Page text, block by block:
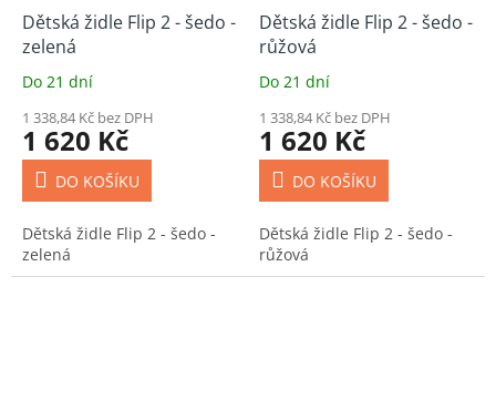
Dětská židle Flip 2 - šedo -
zelená
Do 21 dní
1 338,84 Kč bez DPH
1 620 Kč
DO KOŠÍKU
Dětská židle Flip 2 - šedo -
zelená
Dětská židle Flip 2 - šedo -
růžová
Do 21 dní
1 338,84 Kč bez DPH
1 620 Kč
DO KOŠÍKU
Dětská židle Flip 2 - šedo -
růžová